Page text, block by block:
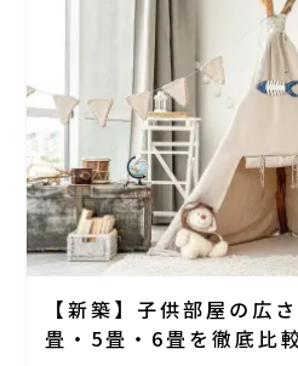
【新築】子供部屋の広
畳・5畳・6畳を徹底比